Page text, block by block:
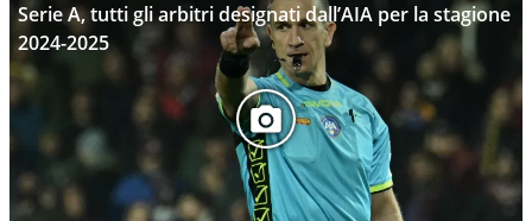
Serie A, tutti gli arbitri designati dall’AIA per la stagione
2024-2025